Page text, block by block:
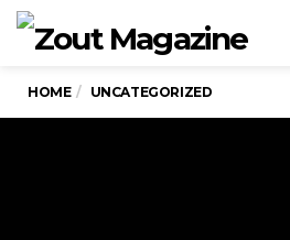
HOME UNCATEGORIZED